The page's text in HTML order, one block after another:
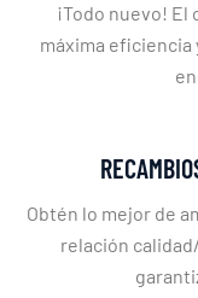
¡Todo nuevo!
máxima
Obtén lo mejor de
relación